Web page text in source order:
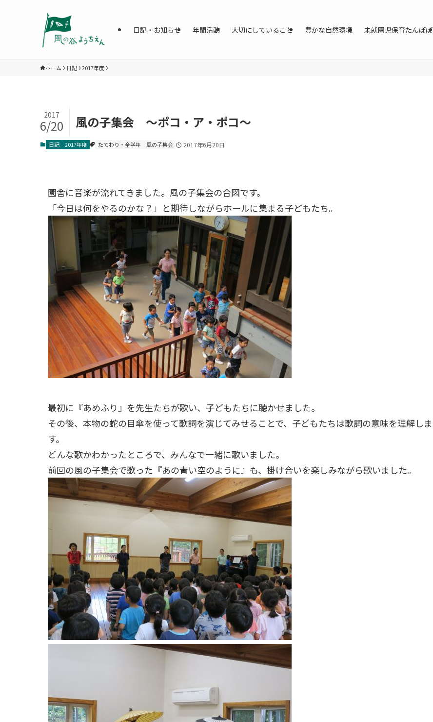
日記・お知らせ 年間活動 大切にしていること 豊かな自然環境 未就園児保育たんぽぽ
ホーム 日記 2017年度
風の子集会 ～ポコ・ア・ポコ～
2017
6/20
日記 2017年度 たてわり・全学年 風の子集会 2017年6月20日
園舎に音楽が流れてきました。風の子集会の合図です。
「今日は何をやるのかな？」と期待しながらホールに集まる子どもたち。
最初に『あめふり』を先生たちが歌い、子どもたちに聴かせました。
その後、本物の蛇の目傘を使って歌詞を演じてみせることで、子どもたちは歌詞の意味を理解しま
す。
どんな歌かわかったところで、みんなで一緒に歌いました。
前回の風の子集会で歌った『あの青い空のように』も、掛け合いを楽しみながら歌いました。